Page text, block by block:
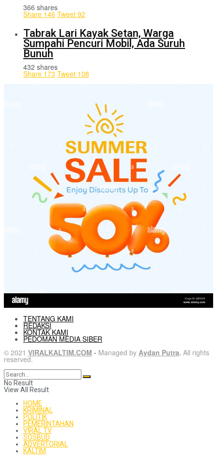
366 shares
Share 146 Tweet 92
Tabrak Lari Kayak Setan, Warga
Sumpahi Pencuri Mobil, Ada Suruh
Bunuh
432 shares
Share 173 Tweet 108
TENTANG KAMI
REDAKSI
KONTAK KAMI
PEDOMAN MEDIA SIBER
© 2021 VIRALKALTIM.COM - Managed by Aydan Putra. All rights
reserved.
No Result
View All Result
HOME
KRIMINAL
POLITIK
PEMERINTAHAN
VIRAL TV
SOSBUD
ADVERTORIAL
KALTIM